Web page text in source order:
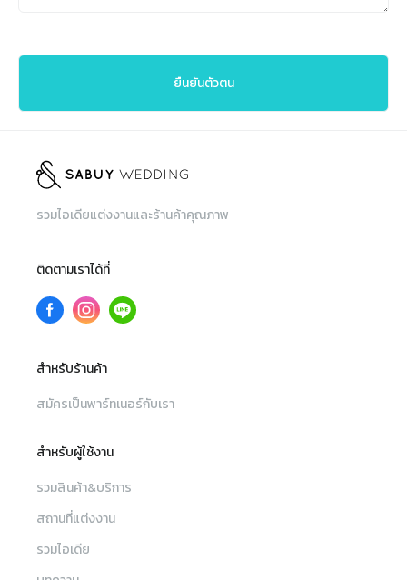
ยืนยันตัวตน
รวมไอเดียแต่งงานและร้านค้าคุณภาพ
ติดตามเราได้ที่
สำหรับร้านค้า
สมัครเป็นพาร์ทเนอร์กับเรา
สำหรับผู้ใช้งาน
รวมสินค้า&บริการ
สถานที่แต่งงาน
รวมไอเดีย